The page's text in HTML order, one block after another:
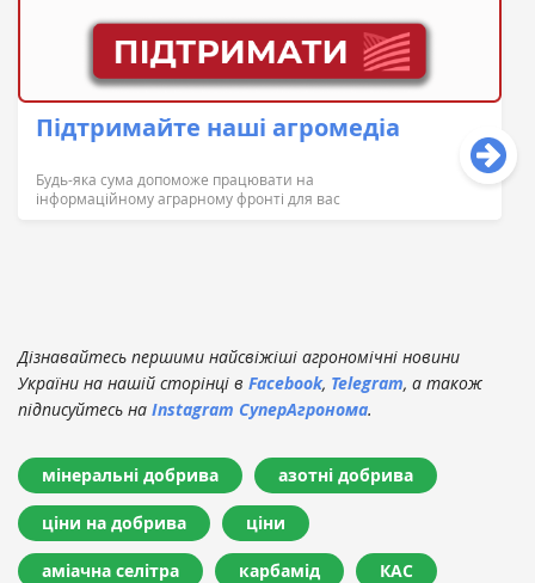
Підтримайте наші агромедіа
Будь-яка сума допоможе працювати на
інформаційному аграрному фронті для вас
Дізнавайтесь першими найсвіжіші агрономічні новини
України на нашій сторінці в Facebook, Telegram, а також
підписуйтесь на Instagram СуперАгронома.
мінеральні добрива азотні добрива
ціни на добрива ціни
аміачна селітра карбамід КАС